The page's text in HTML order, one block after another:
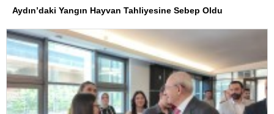
Aydın’daki Yangın Hayvan Tahliyesine Sebep Oldu